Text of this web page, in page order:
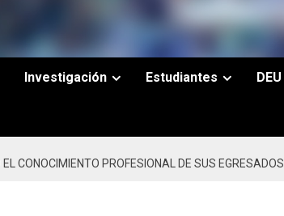
Investigación Estudiantes DEU
CONOCIMIENTO PROFESIONAL DE SUS EGRESADOS